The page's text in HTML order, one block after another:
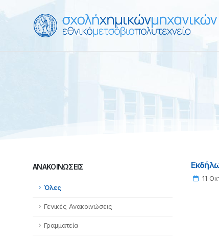
ΑΝΑΚΟΙΝΏΣΕΙΣ
Όλες
Γενικές Ανακοινώσεις
Γραμματεία
11